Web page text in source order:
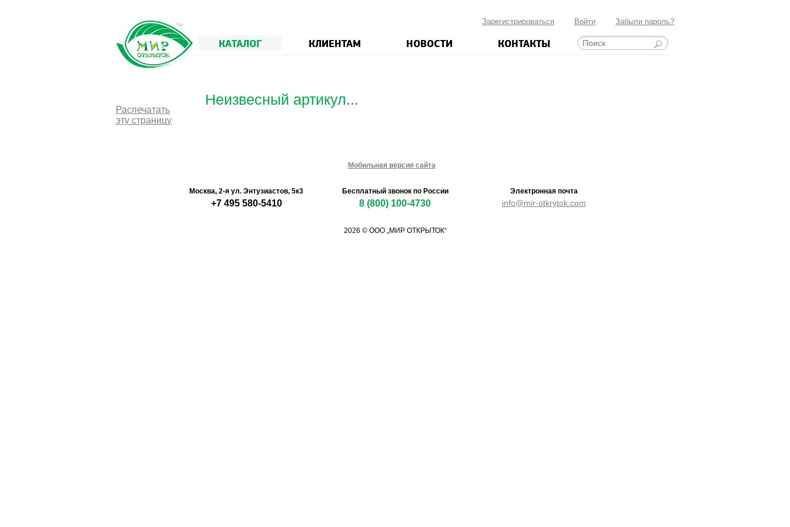
Зарегистрироваться Войти Забыли пароль?
КАТАЛОГ КЛИЕНТАМ НОВОСТИ КОНТАКТЫ
Распечатать
эту страницу
Неизвесный артикул...
Мобильная версия сайта
Москва, 2-я ул. Энтузиастов, 5к3
+7 495 580-5410
Бесплатный звонок по России
8 (800) 100-4730
Электронная почта
info@mir-otkrytok.com
2026 © ООО „МИР ОТКРЫТОК“